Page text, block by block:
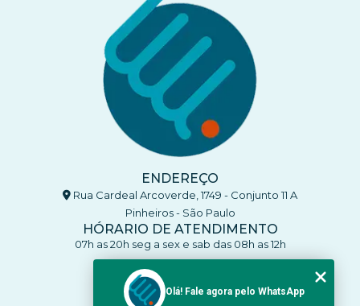
ENDEREÇO
Rua Cardeal Arcoverde, 1749 - Conjunto 11 A
Pinheiros - São Paulo
HÓRARIO DE ATENDIMENTO
07h as 20h seg a sex e sab das 08h as 12h
CONTATO
(11) 93770-4137
Olá! Fale agora pelo WhatsApp